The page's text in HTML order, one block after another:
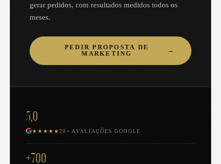
gerar pedidos, com resultados medidos todos os
meses.
PEDIR PROPOSTA DE
MARKETING
→
5,0
★★★★★20+ AVALIAÇÕES GOOGLE
+700